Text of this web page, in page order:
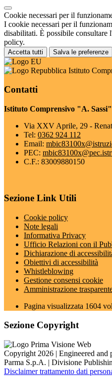
Cookie necessari per il
I cookie necessari per il
disabilitati. È possibile consultare
policy.
Accetta tutti Salva le preferenze
Istituto
Contatti
Istituto Comprensivo "A.
Via XXV Aprile, 29 -
Tel: 0362 924 112
Email:
PEC:
C.F.: 83009880150
Sezione Link Utili
Cookie policy
Note legali
Informativa Privacy
Ufficio Relazioni con il
Dichiarazione di
Obiettivi di accessibilità
Whistleblowing
Gestione consensi cookie
Amministrazione
Pagina visualizzata 1604
Sezione Copyright
Copyright 2026 | Engineered and
Parma S.p.A. | Divisione
Disclaimer trattamento dati